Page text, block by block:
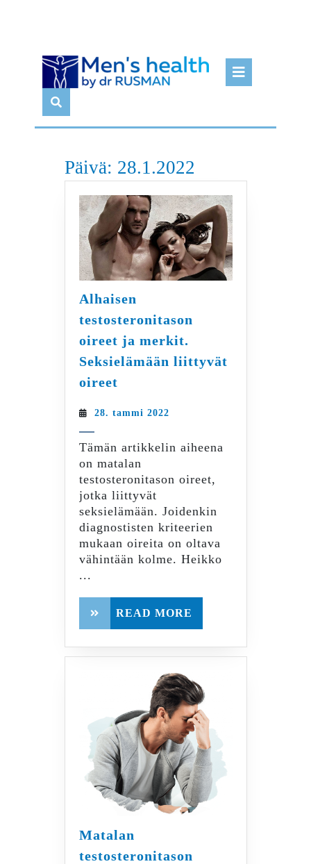
Skip
content
Päivä: 28.1.2022
Alhaisen
testosteronitason
oireet ja merkit.
Seksielämään liittyvät
oireetAlhaisen
oireet
merkit.
Seksielämään
liittyvät
oireet
28. tammi 202228.
2022
Tämän artikkelin aiheena
on matalan
testosteronitason oireet,
jotka liittyvät
seksielämään. Joidenkin
diagnostisten kriteerien
mukaan oireita on oltava
vähintään kolme. Heikko
...
READ MORE
Matalan
testosteronitason